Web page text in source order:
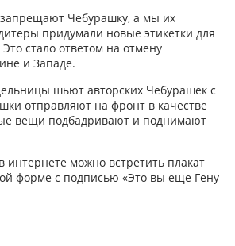
Чебурашку, а мы их
придумали новые этикетки для
стало ответом на отмену
и Западе.
шьют авторских Чебурашек с
отправляют на фронт в качестве
вещи подбадривают и поднимают
интернете можно встретить плакат
форме с подписью «Это вы еще Гену